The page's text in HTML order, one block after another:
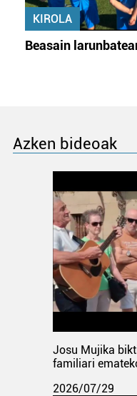
KIROLA
Beasain
Azken bideoak
Josu Mujika
familiari
2026/07/29